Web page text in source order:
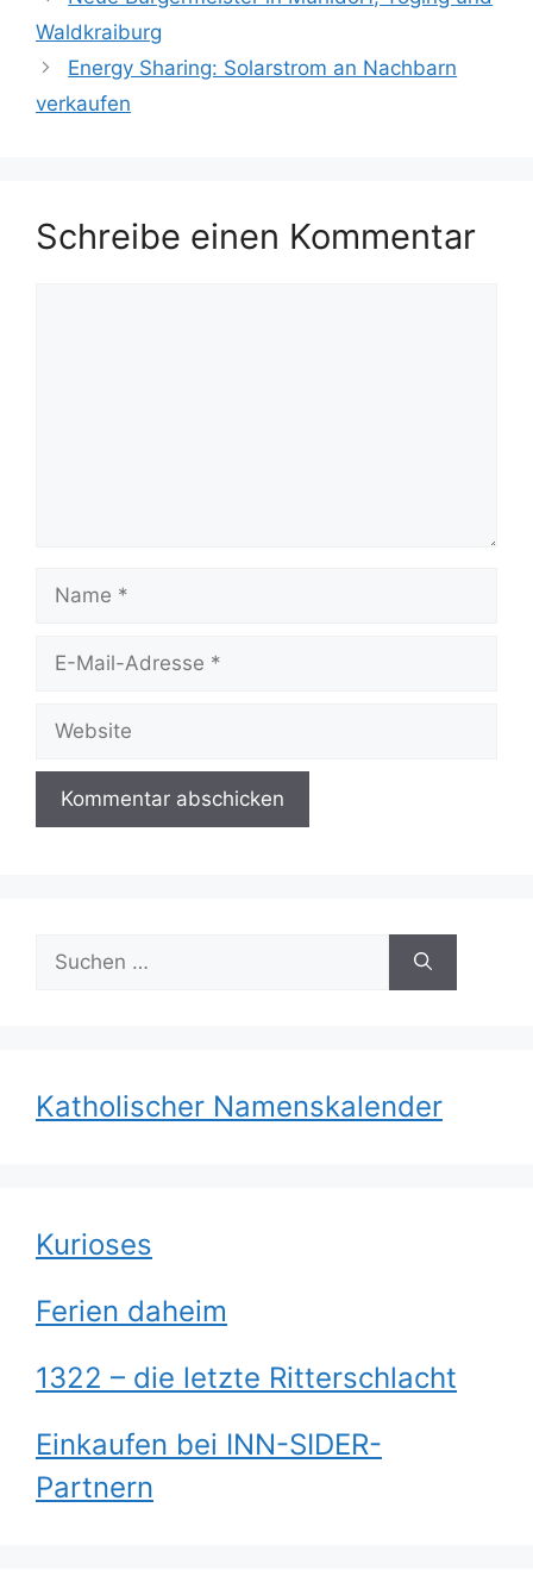
Waldkraiburg
Energy Sharing: Solarstrom an Nachbarn
verkaufen
Schreibe einen Kommentar
Mail-
nach:
Katholischer Namenskalender
Kurioses
Ferien daheim
1322 – die letzte Ritterschlacht
Einkaufen bei INN-SIDER-
Partnern